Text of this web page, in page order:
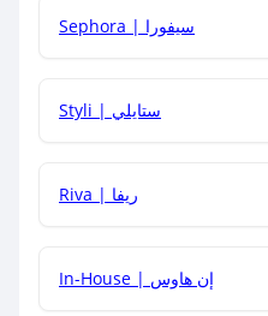
خصم مع العروض الأخرى؟
Sephora | سيفورا
Styli | ستايلي
Riva | ريفا
In-House | إن هاوس